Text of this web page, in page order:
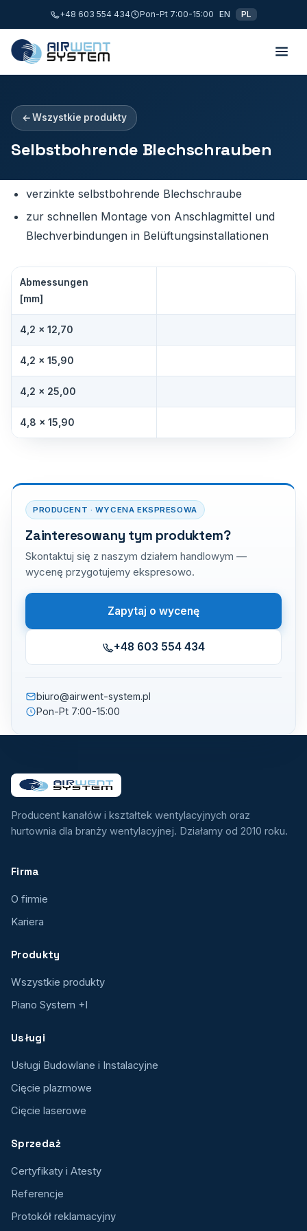
+48 603 554 434 Pon-Pt 7:00-15:00 EN PL
Wszystkie produkty
Selbstbohrende Blechschrauben
verzinkte selbstbohrende Blechschraube
zur schnellen Montage von Anschlagmittel und
Blechverbindungen in Belüftungsinstallationen
Abmessungen
[mm]
4,2 × 12,70
4,2 × 15,90
4,2 × 25,00
4,8 × 15,90
PRODUCENT · WYCENA EKSPRESOWA
Zainteresowany tym produktem?
Skontaktuj się z naszym działem handlowym —
wycenę przygotujemy ekspresowo.
Zapytaj o wycenę
+48 603 554 434
biuro@airwent-system.pl
Pon-Pt 7:00-15:00
Producent kanałów i kształtek wentylacyjnych oraz
hurtownia dla branży wentylacyjnej. Działamy od 2010 roku.
Firma
O firmie
Kariera
Produkty
Wszystkie produkty
Piano System +I
Usługi
Usługi Budowlane i Instalacyjne
Cięcie plazmowe
Cięcie laserowe
Sprzedaż
Certyfikaty i Atesty
Referencje
Protokół reklamacyjny